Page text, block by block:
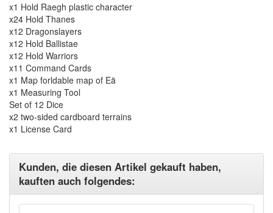
x1 Hold Raegh plastic character
x24 Hold Thanes
x12 Dragonslayers
x12 Hold Ballistae
x12 Hold Warriors
x11 Command Cards
x1 Map forldable map of Eä
x1 Measuring Tool
Set of 12 Dice
x2 two-sided cardboard terrains
x1 License Card
Kunden, die diesen Artikel gekauft haben,
kauften auch folgendes: